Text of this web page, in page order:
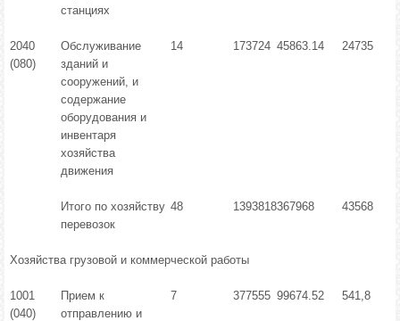
станциях
2040
(080)
Обслуживание
зданий и
сооружений, и
содержание
оборудования и
инвентаря
хозяйства
движения
14 173724 45863.14 24735
Итого по хозяйству
перевозок
48 1393818367968 43568
Хозяйства грузовой и коммерческой работы
1001
(040)
Прием к
отправлению и
7 377555 99674.52 541,8